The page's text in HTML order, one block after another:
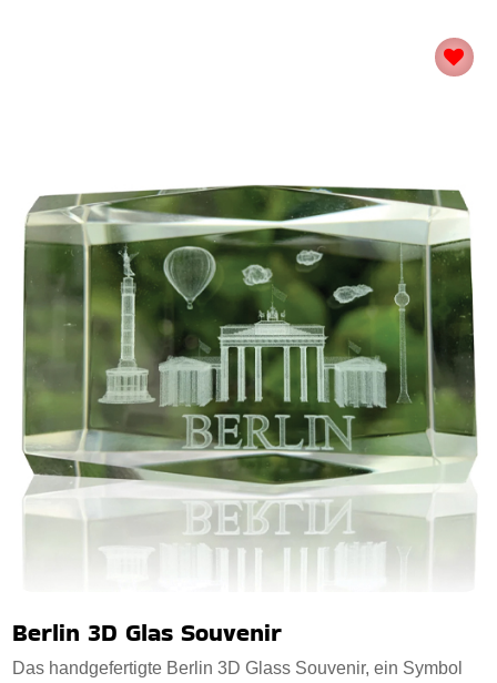
Berlin 3D Glas Souvenir
Das handgefertigte Berlin 3D Glass Souvenir, ein Symbol